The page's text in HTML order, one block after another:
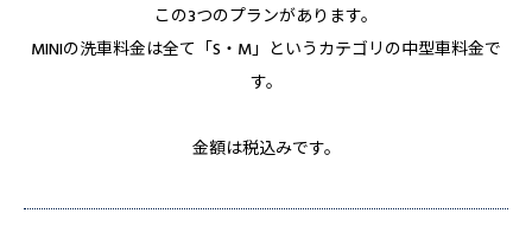
この3つのプランがあります。
MINIの洗車料金は全て「S・M」というカテゴリの中型車料金で
す。
金額は税込みです。